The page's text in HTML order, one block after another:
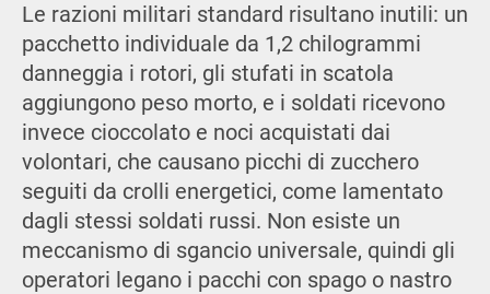
Le razioni militari standard risultano inutili: un
pacchetto individuale da 1,2 chilogrammi
danneggia i rotori, gli stufati in scatola
aggiungono peso morto, e i soldati ricevono
invece cioccolato e noci acquistati dai
volontari, che causano picchi di zucchero
seguiti da crolli energetici, come lamentato
dagli stessi soldati russi. Non esiste un
meccanismo di sgancio universale, quindi gli
operatori legano i pacchi con spago o nastro